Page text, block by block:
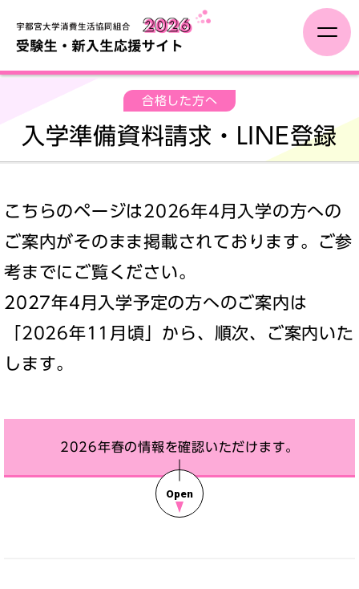
合格した方へ
学びの準備
合格した方へ
入学準備資料請求・LINE登録
こちらのページは2026年4月入学の方への
ご案内がそのまま掲載されております。ご参
考までにご覧ください。
2027年4月入学予定の方へのご案内は
「2026年11月頃」から、順次、ご案内いた
します。
2026年春の情報を確認いただけます。